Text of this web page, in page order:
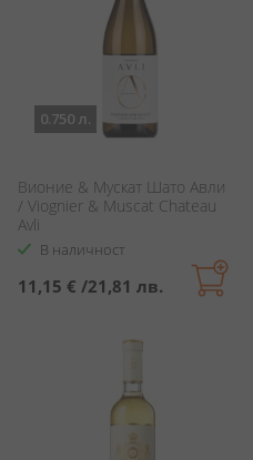
0.750 л.
Вионие & Мускат Шато Авли
/ Viognier & Muscat Chateau
Avli
В наличност
11,15 € /21,81 лв.